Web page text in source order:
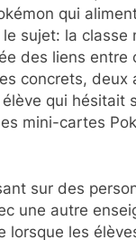
qui
sujet: la classe
des liens entre
concrets, deux
qui hésitait
mini-cartes
sur des
une autre
lorsque les